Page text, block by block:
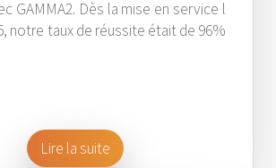
GAMMA2. Dès la mise en service l
notre taux de réussite était de 96%
Lire la suite